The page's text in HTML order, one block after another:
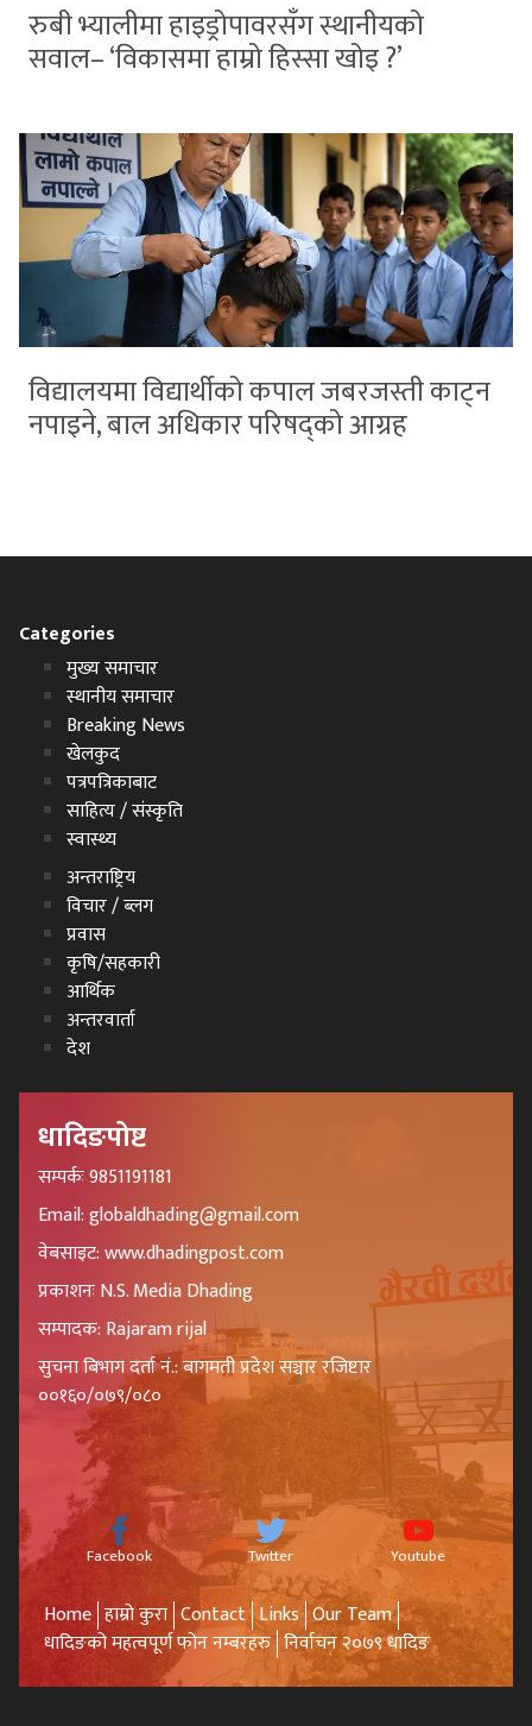
रुबी भ्यालीमा हाइड्रोपावरसँग स्थानीयको
सवाल– ‘विकासमा हाम्रो हिस्सा खोइ ?’
विद्यालयमा विद्यार्थीको कपाल जबरजस्ती काट्न
नपाइने, बाल अधिकार परिषद्को आग्रह
Categories
मुख्य समाचार
स्थानीय समाचार
Breaking News
खेलकुद
पत्रपत्रिकाबाट
साहित्य / संस्कृति
स्वास्थ्य
अन्तराष्ट्रिय
विचार / ब्लग
प्रवास
कृषि/सहकारी
आर्थिक
अन्तरवार्ता
देश
धादिङपोष्ट
सम्पर्कः 9851191181
Email: globaldhading@gmail.com
वेबसाइट: www.dhadingpost.com
प्रकाशनः N.S. Media Dhading
सम्पादक: Rajaram rijal
सुचना बिभाग दर्ता नं.: बागमती प्रदेश सञ्चार रजिष्टार
००१६०/०७९/०८०
Facebook Twitter Youtube
Home हाम्रो कुरा Contact Links Our Team
धादिङको महत्वपूर्ण फोन नम्बरहरु निर्वाचन २०७९ धादिङ